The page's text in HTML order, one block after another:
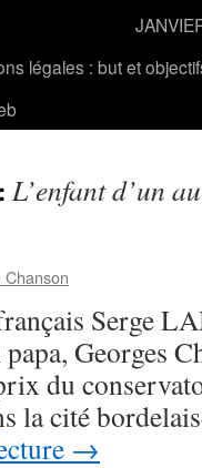
légales : but et
L’enfant d’un
Chanson
Serge
Georges
du
la cité
→